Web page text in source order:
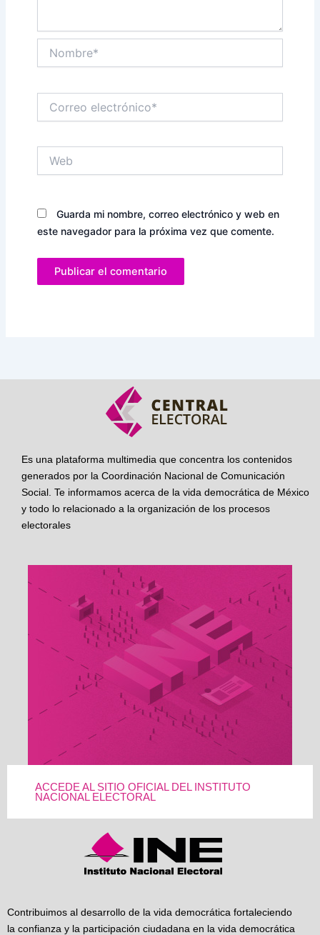
electrónico*
Guarda mi nombre, correo electrónico y web en
este navegador para la próxima vez que comente.
Es una plataforma multimedia que concentra los contenidos
generados por la Coordinación Nacional de Comunicación
Social. Te informamos acerca de la vida democrática de México
y todo lo relacionado a la organización de los procesos
electorales
ACCEDE AL SITIO OFICIAL DEL INSTITUTO
NACIONAL ELECTORAL
Contribuimos al desarrollo de la vida democrática fortaleciendo
la confianza y la participación ciudadana en la vida democrática